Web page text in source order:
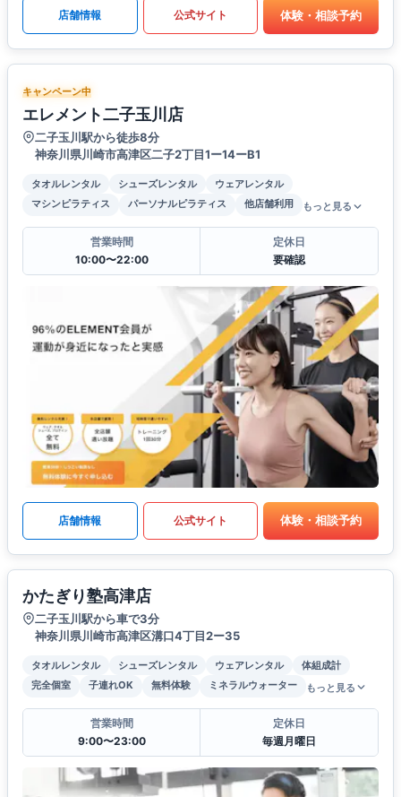
店舗情報 公式サイト 体験・相談予約
キャンペーン中
エレメント二子玉川店
二子玉川駅から徒歩8分
神奈川県川崎市高津区二子2丁目1ー14ーB1
タオルレンタル シューズレンタル
ウェアレンタル
マシンピラティス
パーソナルピラティス 他店舗利用 もっと見る
営業時間
10:00〜22:00
定休日
要確認
店舗情報 公式サイト 体験・相談予約
かたぎり塾高津店
二子玉川駅から車で3分
神奈川県川崎市高津区溝口4丁目2ー35
タオルレンタル シューズレンタル ウェアレンタル
体組成計
完全個室
子連れOK 無料体験 ミネラルウォーター もっと見る
営業時間
9:00〜23:00
定休日
毎週月曜日